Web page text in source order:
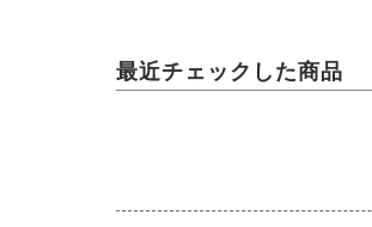
最近チェックした商品